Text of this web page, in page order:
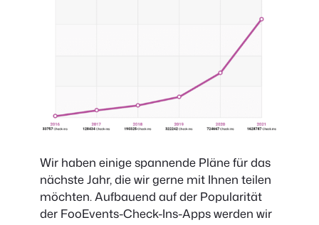
Wir haben einige spannende Pläne für das
nächste Jahr, die wir gerne mit Ihnen teilen
möchten. Aufbauend auf der Popularität
der FooEvents-Check-Ins-Apps werden wir